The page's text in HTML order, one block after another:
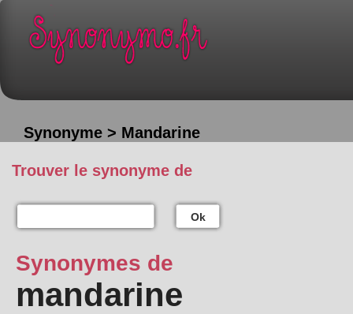
Synonyme > Mandarine
Trouver le synonyme de
Ok
Synonymes de
mandarine